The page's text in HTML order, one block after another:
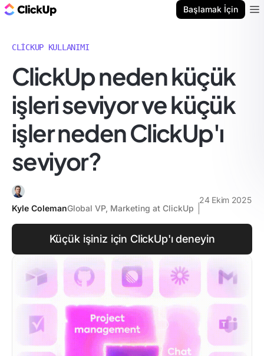
Başlamak İçin
CLICKUP KULLANIMI
ClickUp neden küçük
işleri seviyor ve küçük
işler neden ClickUp'ı
seviyor?
Kyle ColemanGlobal VP, Marketing at ClickUp
24 Ekim 2025
Küçük işiniz için ClickUp'ı deneyin